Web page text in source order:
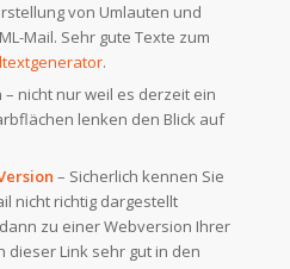
von Umlauten und
Mail. Sehr gute Texte zum
.
nicht nur weil es derzeit ein
lenken den Blick auf
– Sicherlich kennen Sie
nicht richtig dargestellt
zu einer Webversion Ihrer
dieser Link sehr gut in den